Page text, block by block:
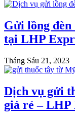
Gửi lồng
tại LHP
Tháng Sáu 21, 2023
Dịch vụ gửi
giá rẻ – LHP